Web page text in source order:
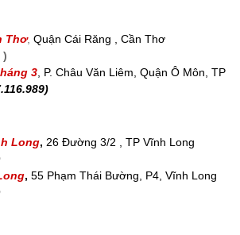
Thơ, Quận Cái Răng , Cần Thơ
)
3 P. Châu Văn Liêm, Quận Ô Môn, TP
Long, 26 Đường 3/2 , TP Vĩnh Long
, 55 Phạm Thái Bường, P4, Vĩnh Long